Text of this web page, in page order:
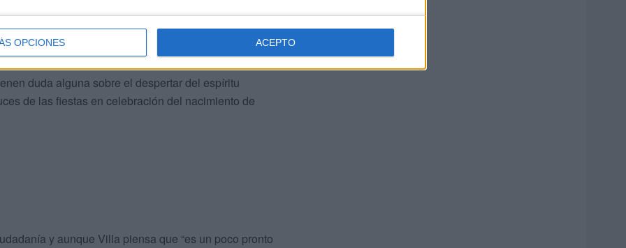
OPCIONES ACEPTO
y haber más alumbrado. A mí me gusta ver las
se vean encendidas a lo mejor son más bonitas
duda alguna sobre el despertar del espíritu
de las fiestas en celebración del nacimiento de
y aunque Villa piensa que “es un poco pronto